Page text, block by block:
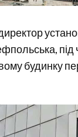
під
будинку